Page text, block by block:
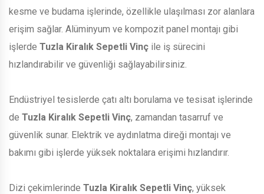
kesme ve budama işlerinde, özellikle ulaşılması zor alanlara
erişim sağlar. Alüminyum ve kompozit panel montajı gibi
işlerde Tuzla Kiralık Sepetli Vinç ile iş sürecini
hızlandırabilir ve güvenliği sağlayabilirsiniz.
Endüstriyel tesislerde çatı altı borulama ve tesisat işlerinde
de Tuzla Kiralık Sepetli Vinç, zamandan tasarruf ve
güvenlik sunar. Elektrik ve aydınlatma direği montajı ve
bakımı gibi işlerde yüksek noktalara erişimi hızlandırır.
Dizi çekimlerinde Tuzla Kiralık Sepetli Vinç, yüksek